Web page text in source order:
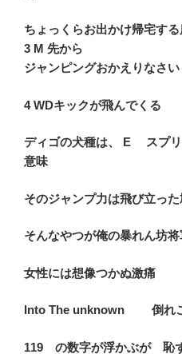
ちょっくらお出かけ帰宅す
3 M 先から
ジャンピングおかえりなさ
4 WDキックが飛んでくる
ディゴの犬種は、 E スプ
意味
そのジャンプ力は飛び立っ
そんなやつが俺の暴れん坊
女性には想像つかぬ激痛
Into The unknown 倒れこ
119 の数字が浮かぶが 恥